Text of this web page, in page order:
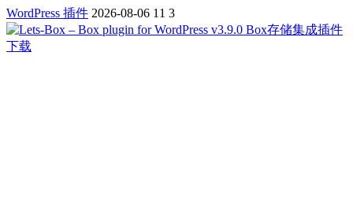
WordPress 插件 2026-08-06 11 3